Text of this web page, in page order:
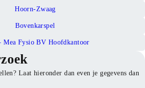
Hoorn-Zwaag
Bovenkarspel
Mea Fysio BV Hoofdkantoor
Laat hieronder dan even je gegevens dan